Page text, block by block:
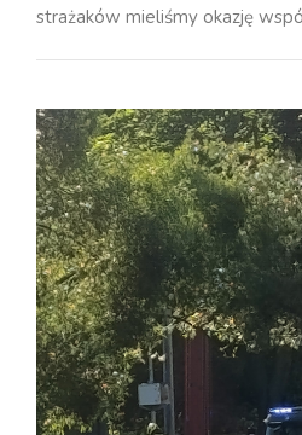
strażaków mieliśmy okazję